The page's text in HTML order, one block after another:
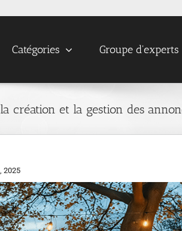
Catégories Groupe d'experts
création et la gestion des
2025